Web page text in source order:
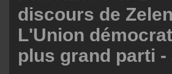
discours de
L'Union
plus grand parti